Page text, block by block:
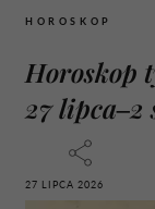
HOROSKOP
Horoskop
27
27 LIPCA 2026